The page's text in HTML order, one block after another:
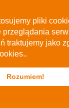
pliki
przeglądania
traktujemy jako
Rozumiem!
Prawa